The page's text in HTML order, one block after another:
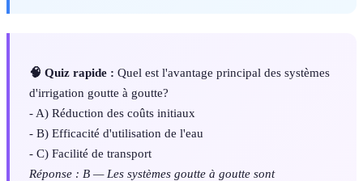
🧠 Quiz rapide : Quel est l'avantage principal des systèmes
d'irrigation goutte à goutte?
- A) Réduction des coûts initiaux
- B) Efficacité d'utilisation de l'eau
- C) Facilité de transport
Réponse : B — Les systèmes goutte à goutte sont